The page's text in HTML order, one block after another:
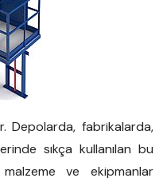
Depolarda, fabrikalarda,
sıkça kullanılan bu
ve ekipmanlar